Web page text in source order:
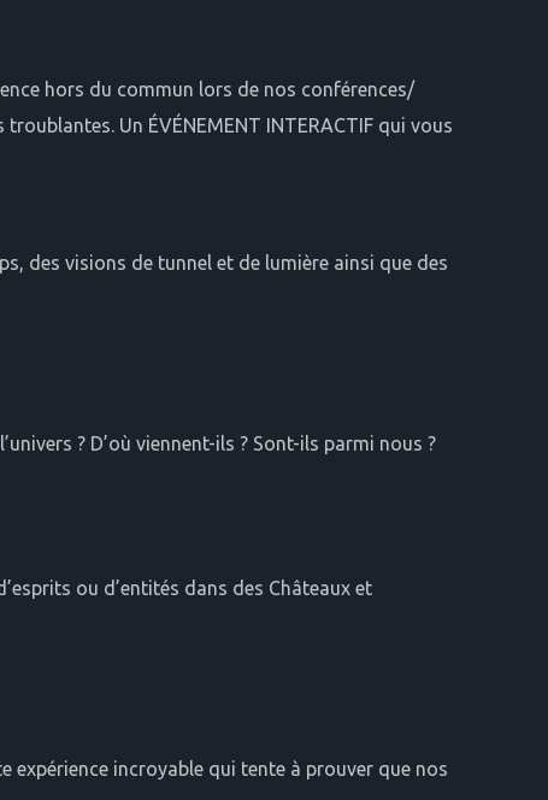
hors du commun lors de nos conférences/
Un ÉVÉNEMENT INTERACTIF qui vous
des visions de tunnel et de lumière ainsi que des
? D’où viennent-ils ? Sont-ils parmi nous ?
ou d’entités dans des Châteaux et
expérience incroyable qui tente à prouver que nos